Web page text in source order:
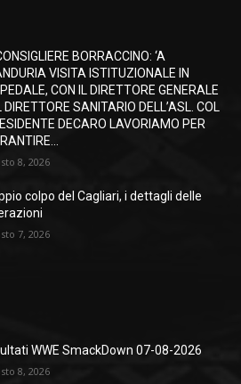
BORRACCINO: ‘A
VISITA ISTITUZIONALE IN
CON IL DIRETTORE GENERALE
DIRETTORE SANITARIO DELL’ASL. COL
DECARO LAVORIAMO PER
8, 2026
colpo del Cagliari, i dettagli delle
7, 2026
WWE SmackDown 07-08-2026
8, 2026